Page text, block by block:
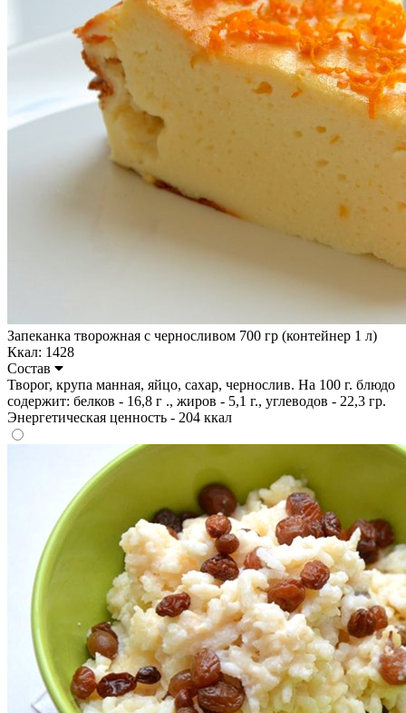
Запеканка творожная с черносливом 700 гр (контейнер 1 л)
Ккал: 1428
Состав
Творог, крупа манная, яйцо, сахар, чернослив. На 100 г. блюдо
содержит: белков - 16,8 г ., жиров - 5,1 г., углеводов - 22,3 гр.
Энергетическая ценность - 204 ккал